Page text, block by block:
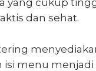
yang cukup
dan sehat.
isi menu